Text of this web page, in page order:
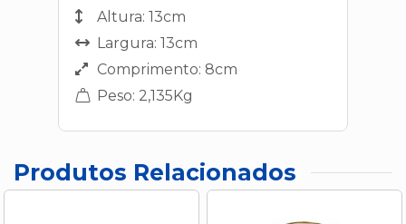
Altura: 13cm
Largura: 13cm
Comprimento: 8cm
Peso: 2,135Kg
Produtos Relacionados